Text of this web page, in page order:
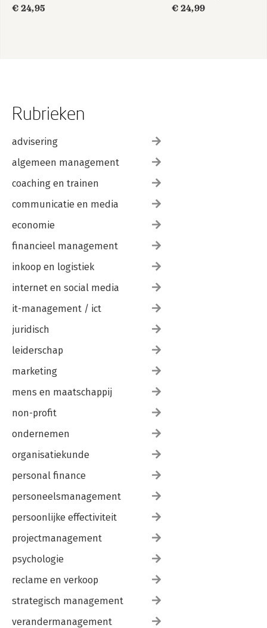
€ 24,95
€ 24,99
Rubrieken
advisering
algemeen management
coaching en trainen
communicatie en media
economie
financieel management
inkoop en logistiek
internet en social media
it-management / ict
juridisch
leiderschap
marketing
mens en maatschappij
non-profit
ondernemen
organisatiekunde
personal finance
personeelsmanagement
persoonlijke effectiviteit
projectmanagement
psychologie
reclame en verkoop
strategisch management
verandermanagement